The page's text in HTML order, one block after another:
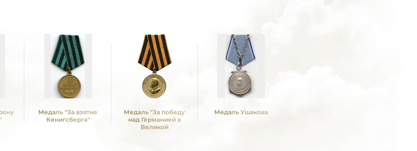
Медаль "За взятие
Кенигсберга"
Медаль "За победу
над Германией в
Великой
Медаль Ушакова